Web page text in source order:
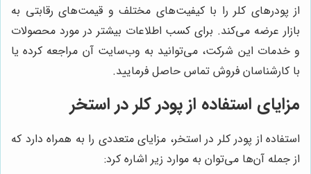
از پودرهای کلر را با کیفیت‌های مختلف و قیمت‌های رقابتی به
بازار عرضه می‌کند. برای کسب اطلاعات بیشتر در مورد محصولات
و خدمات این شرکت، می‌توانید به وب‌سایت آن مراجعه کرده یا
با کارشناسان فروش تماس حاصل فرمایید.
مزایای استفاده از پودر کلر در استخر
استفاده از پودر کلر در استخر، مزایای متعددی را به همراه دارد که
از جمله آن‌ها می‌توان به موارد زیر اشاره کرد: